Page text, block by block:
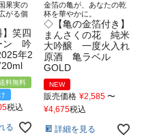
果実の
がる個
笑四
ン 吟
年2
料無料
税込
る
金箔の亀が、あなたの乾
杯を華やかに。
◇【亀の金箔付き】
まんさくの花 純米
大吟醸 一度火入れ
原酒 亀ラベル
GOLD
NEW
販売価格 ¥2,585 〜
¥4,675税込
詳細を見る